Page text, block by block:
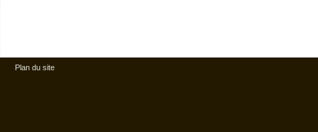
Plan du site